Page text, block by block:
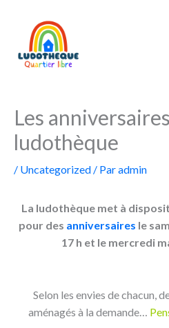
contenu
Les
ludothèque
/ Uncategorized / Paradmin
La ludothèque met à
pour des anniversaires le
17 h et le mercredi
Selon les envies de chacun,
aménagés à la demande…